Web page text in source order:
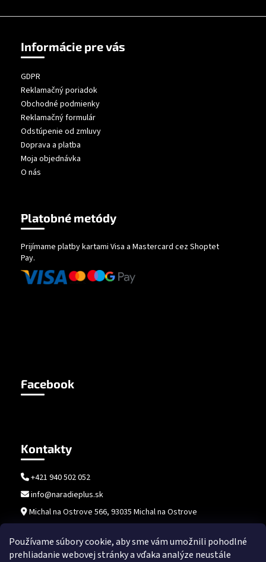
Používame súbory cookie, aby sme vám umožnili pohodlné
prehliadanie webovej stránky a vďaka analýze neustále
Informácie pre vás
GDPR
Reklamačný poriadok
Obchodné podmienky
Reklamačný formulár
Odstúpenie od zmluvy
Doprava a platba
Moja objednávka
O nás
Platobné metódy
Prijímame platby kartami Visa a Mastercard cez Shoptet
Pay.
Facebook
Kontakty
+421 940 502 052
info@naradieplus.sk
Michal na Ostrove 566, 93035 Michal na Ostrove